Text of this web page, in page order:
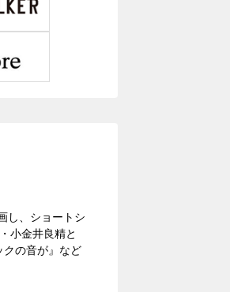
し、ショートシ
小金井良精と
の音が』など